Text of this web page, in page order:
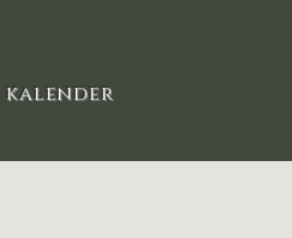
kalender​